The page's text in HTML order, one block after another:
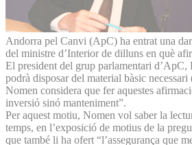
Andorra pel Canvi (ApC) ha entrat una
del ministre d’Interior de dilluns en què
El president del grup parlamentari
podrà disposar del material bàsic
Nomen considera que fer aquestes
inversió sinó manteniment”.
Per aquest motiu, Nomen vol saber la
temps, en l’exposició de motius de la
que també li ha ofert “l’assegurança que